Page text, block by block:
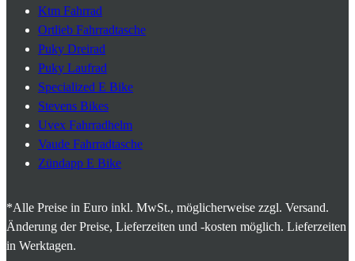
Ktm Fahrrad
Ortlieb Fahrradtasche
Puky Dreirad
Puky Laufrad
Specialized E Bike
Stevens Bikes
Uvex Fahrradhelm
Vaude Fahrradtasche
Zündapp E Bike
*Alle Preise in Euro inkl. MwSt., möglicherweise zzgl. Versand.
Änderung der Preise, Lieferzeiten und -kosten möglich. Lieferzeiten
in Werktagen.